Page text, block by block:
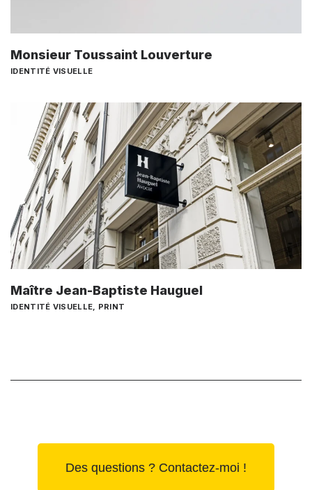
Monsieur Toussaint Louverture
IDENTITÉ VISUELLE
Maître Jean-Baptiste Hauguel
IDENTITÉ VISUELLE PRINT
Des questions ? Contactez-moi !